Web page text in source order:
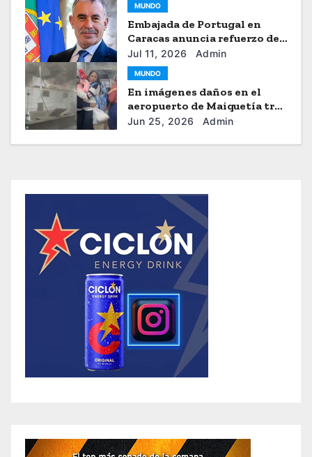
MUNDO
Embajada de Portugal en
Caracas anuncia refuerzo de
ayuda humanitaria
Jul 11, 2026 Admin
MUNDO
En imágenes daños en el
aeropuerto de Maiquetía tras
los sismos
Jun 25, 2026 Admin